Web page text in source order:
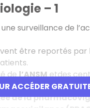
ACCÉDER
– 1
surveillance de
être reportés par
del’ANSMetdes
français.
de la